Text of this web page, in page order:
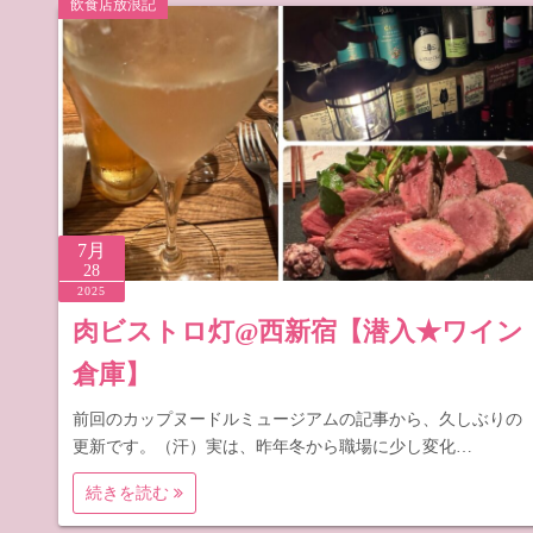
道の駅 山
道の駅 長
飲食店放浪記
7月
28
2025
肉ビストロ灯@西新宿【潜入★ワイン
倉庫】
前回のカップヌードルミュージアムの記事から、久しぶりの
更新です。（汗）実は、昨年冬から職場に少し変化…
続きを読む